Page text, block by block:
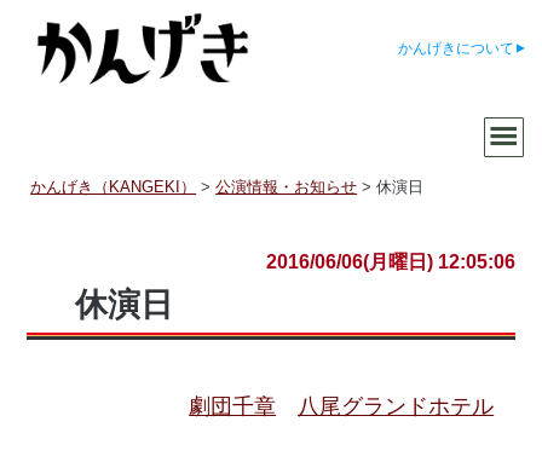
かんげきについて
かんげき（KANGEKI） >公演情報・お知らせ >休演日
2016/06/06(月曜日) 12:05:06
休演日
劇団千章 八尾グランドホテル